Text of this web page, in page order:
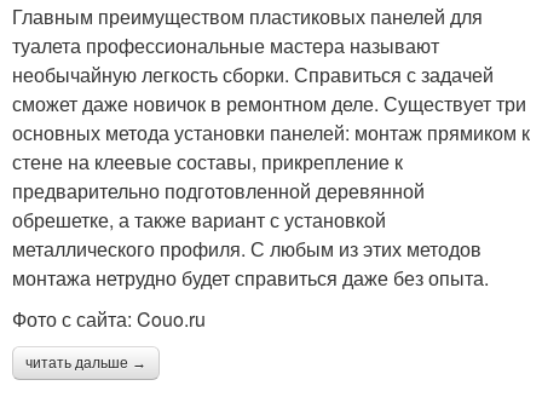
Главным преимуществом пластиковых панелей для
туалета профессиональные мастера называют
необычайную легкость сборки. Справиться с задачей
сможет даже новичок в ремонтном деле. Существует три
основных метода установки панелей: монтаж прямиком к
стене на клеевые составы, прикрепление к
предварительно подготовленной деревянной
обрешетке, а также вариант с установкой
металлического профиля. С любым из этих методов
монтажа нетрудно будет справиться даже без опыта.
Фото с сайта: Couo.ru
читать дальше →